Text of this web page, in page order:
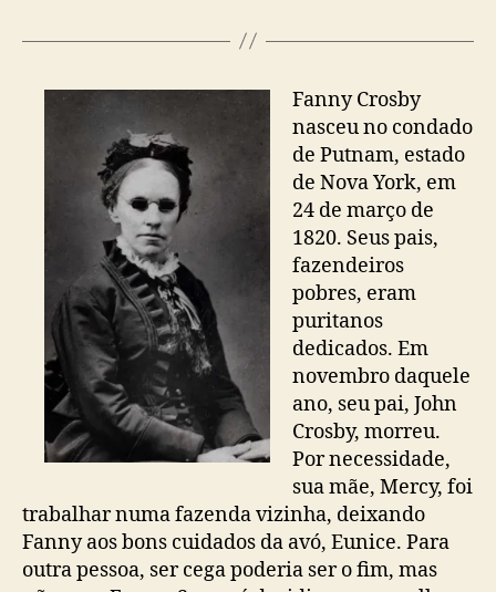
Fanny Crosby
nasceu no condado
de Putnam, estado
de Nova York, em
24 de março de
1820. Seus pais,
fazendeiros
pobres, eram
puritanos
dedicados. Em
novembro daquele
ano, seu pai, John
Crosby, morreu.
Por necessidade,
sua mãe, Mercy, foi
trabalhar numa fazenda vizinha, deixando
Fanny aos bons cuidados da avó, Eunice. Para
outra pessoa, ser cega poderia ser o fim, mas